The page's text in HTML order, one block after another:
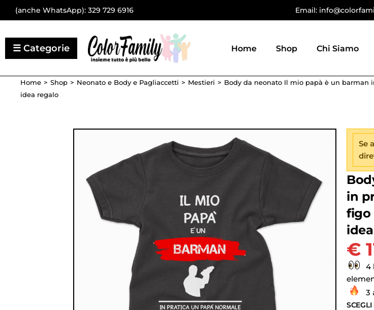
(anche WhatsApp): 329 729 6916 Email:
Home Shop Chi Siamo
Home Shop Neonato e Body e Pagliaccetti Mestieri
Body da neonato Il mio papà è un
idea regalo
Se
in
figo
€
4
3